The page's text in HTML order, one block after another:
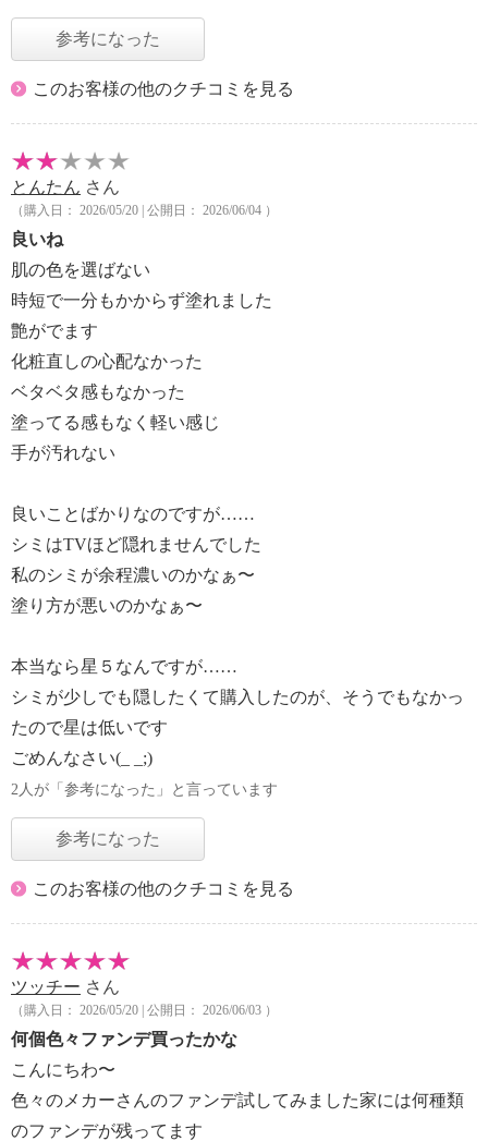
参考になった
このお客様の他のクチコミを見る
とんたん さん
（購入日： 2026/05/20 | 公開日： 2026/06/04 ）
良いね
肌の色を選ばない
時短で一分もかからず塗れました
艶がでます
化粧直しの心配なかった
ベタベタ感もなかった
塗ってる感もなく軽い感じ
手が汚れない
良いことばかりなのですが……
シミはTVほど隠れませんでした
私のシミが余程濃いのかなぁ〜
塗り方が悪いのかなぁ〜
本当なら星５なんですが……
シミが少しでも隠したくて購入したのが、そうでもなかっ
たので星は低いです
ごめんなさい(_ _;)
2人が「参考になった」と言っています
参考になった
このお客様の他のクチコミを見る
ツッチー さん
（購入日： 2026/05/20 | 公開日： 2026/06/03 ）
何個色々ファンデ買ったかな
こんにちわ〜
色々のメカーさんのファンデ試してみました家には何種類
のファンデが残ってます